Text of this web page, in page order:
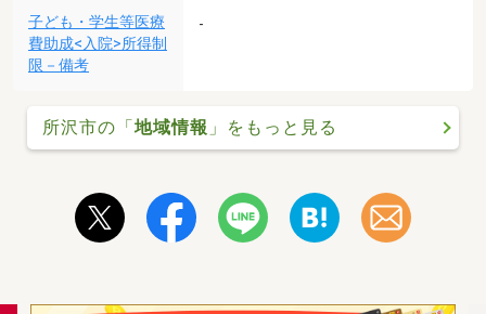
子ども・学生等医療
費助成<入院>所得制
限－備考
-
所沢市の「地域情報 」をもっと見る